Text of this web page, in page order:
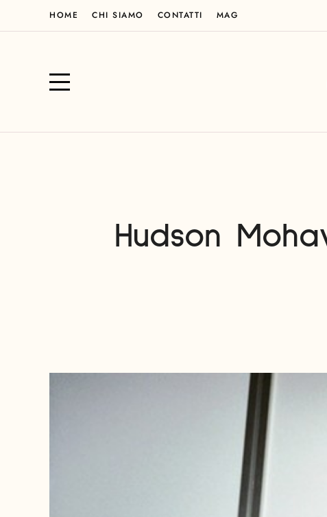
HOME CHI SIAMO CONTATTI MAG
Hudson